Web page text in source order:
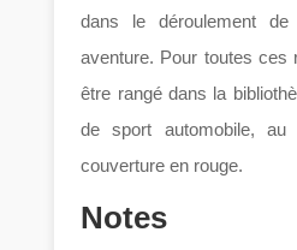
dans le déroulement de
aventure. Pour toutes ces
être rangé dans la
de sport automobile,
couverture en rouge.
Notes